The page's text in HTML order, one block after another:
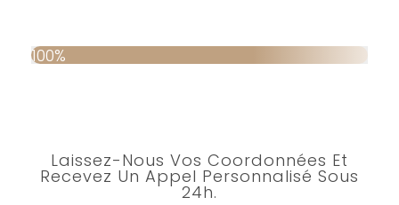
100%
Laissez-Nous Vos Coordonnées Et
Recevez Un Appel Personnalisé Sous
24h.